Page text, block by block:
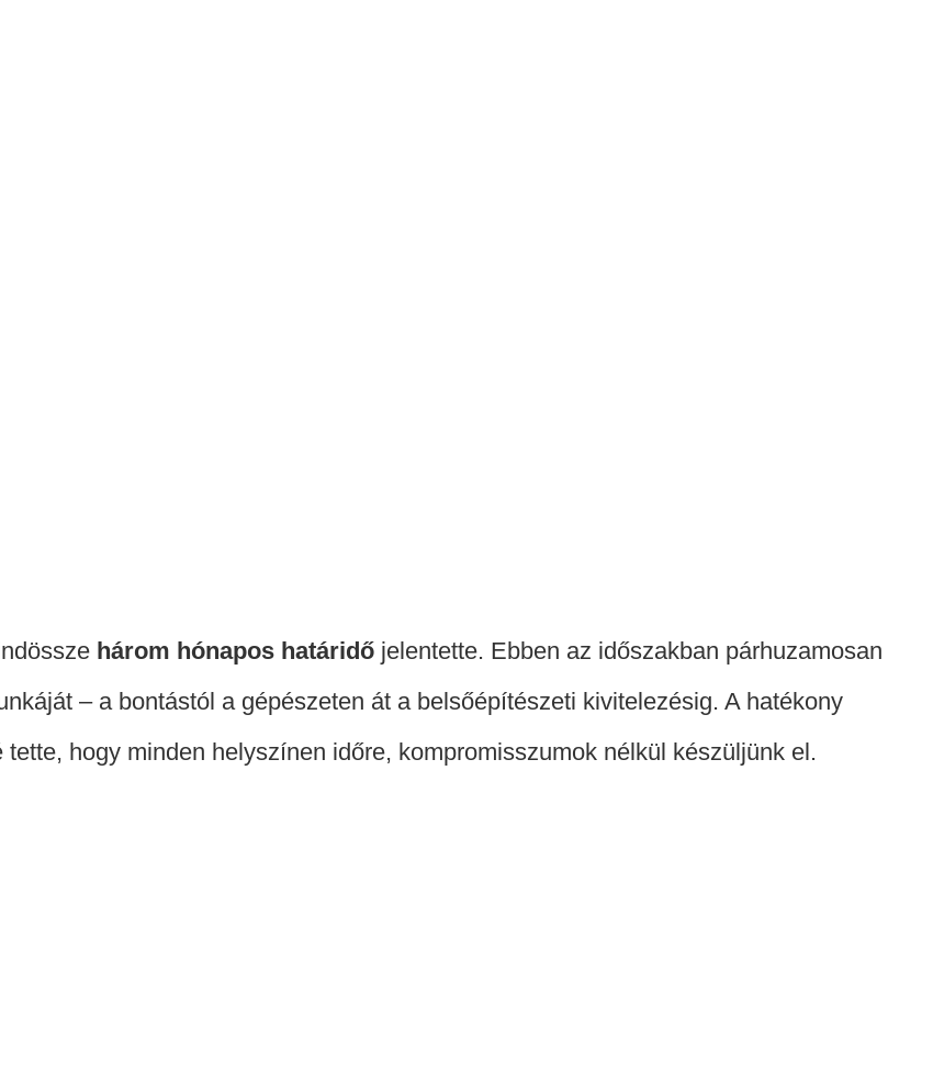
három hónapos határidő jelentette. Ebben az időszakban párhuzamosan
– a bontástól a gépészeten át a belsőépítészeti kivitelezésig. A hatékony
hogy minden helyszínen időre, kompromisszumok nélkül készüljünk el.